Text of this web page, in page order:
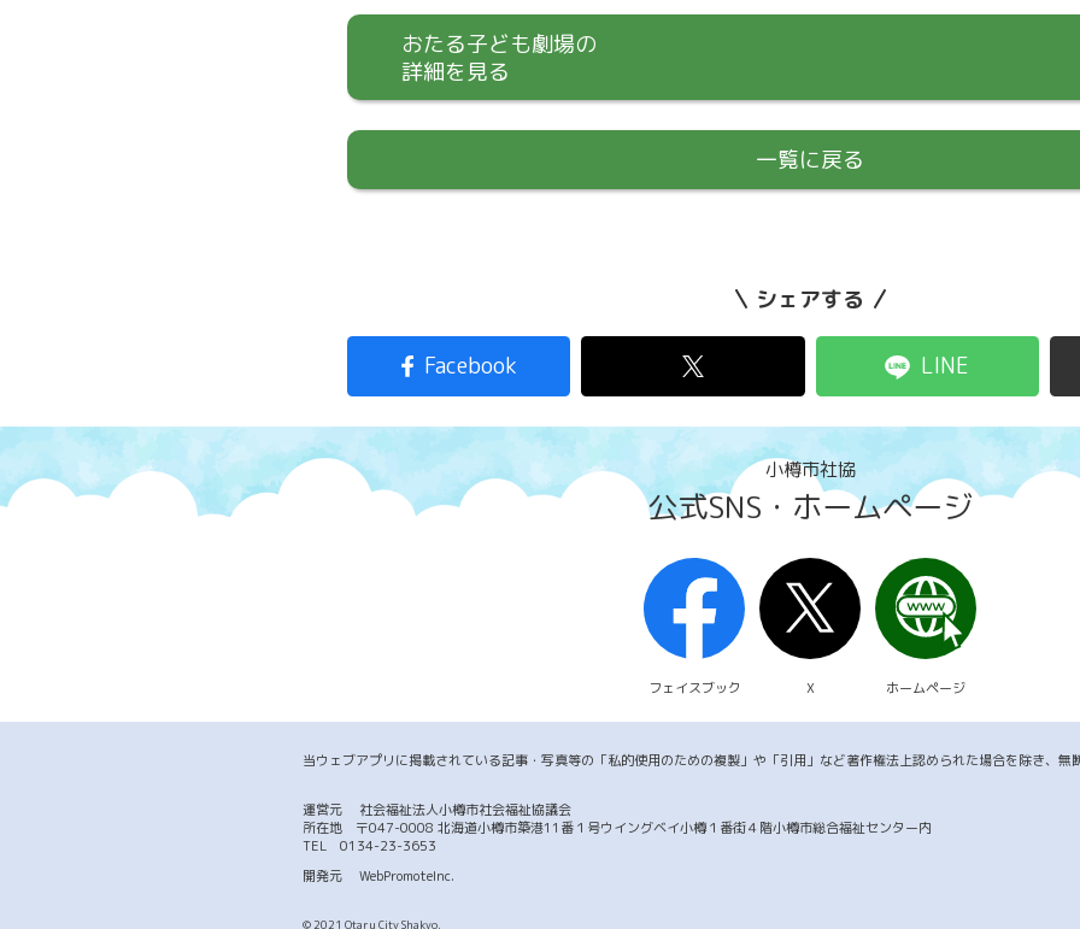
おたる子ども劇場の
詳細を見る
一覧に戻る
シェアする
Facebook LINE
小樽市社協
公式SNS・ホームページ
フェイスブック X ホームページ
当ウェブアプリに掲載されている記事・写真等の「私的使用のための複製」や「引用」など著作権法上認められた場合を除き、無
運営元 社会福祉法人小樽市社会福祉協議会
所在地 〒047-0008 北海道小樽市築港11番１号ウイングベイ小樽１番街４階小樽市総合福祉センター内
TEL 0134-23-3653
開発元 WebPromoteInc.
© 2021 Otaru City Shakyo.